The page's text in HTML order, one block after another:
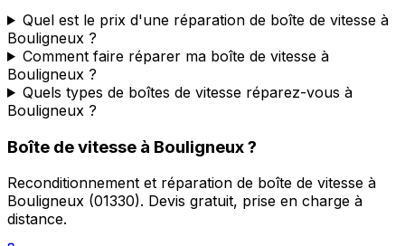
Quel est le prix d'une réparation de boîte de vitesse à
Bouligneux ?
Comment faire réparer ma boîte de vitesse à
Bouligneux ?
Quels types de boîtes de vitesse réparez-vous à
Bouligneux ?
Boîte de vitesse à Bouligneux?
Reconditionnement et réparation de boîte de vitesse à
Bouligneux (01330). Devis gratuit, prise en charge à
distance.